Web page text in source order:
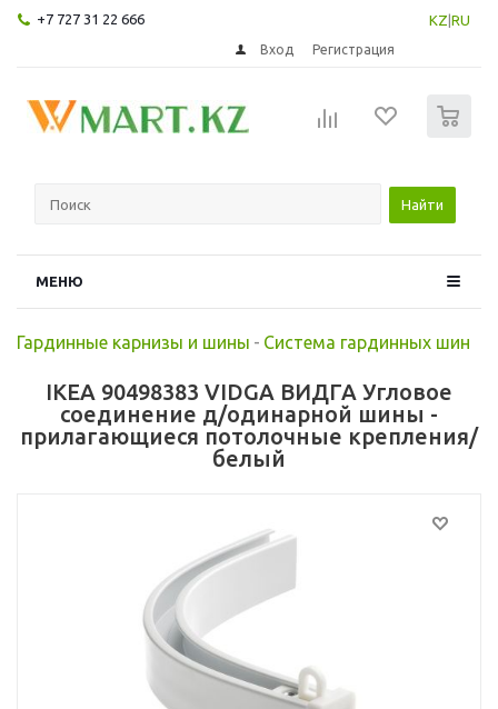
+7 727 31 22 666 KZ RU
Вход Регистрация
Найти
МЕНЮ
Гардинные карнизы и шины - Система гардинных шин
IKEA 90498383 VIDGA ВИДГА Угловое
соединение д/одинарной шины -
прилагающиеся потолочные крепления/
белый